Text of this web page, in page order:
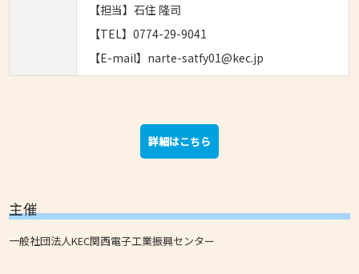
【担当】石住 隆司
【TEL】0774-29-9041
【E-mail】narte-satfy01@kec.jp
詳細はこちら
主催
一般社団法人KEC関西電子工業振興センター